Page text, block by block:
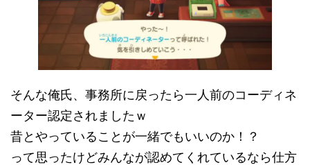
そんな俺氏、事務所に戻ったら一人前のコーディネ
ーター認定されましたｗ
昔とやっていることが一緒でもいいのか！？
って思ったけどみんなが認めてくれているなら仕方